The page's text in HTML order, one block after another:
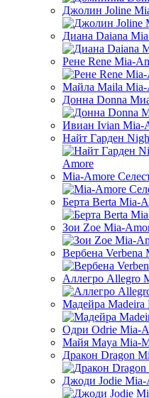
Джолин Joline
Диана Daiana
Рене Rene Mia-
Майла Maila Mia-
Донна Donna
Ивиан Ivian Mia-
Найт Гарден
Mia-Amore
Берта Berta Mia-
Зои Zoe Mia-
Вербена
Аллегро Allegro
Мадейра Madeira
Одри Odrie Mia-
Майя Maya Mia-
Дракон Dragon
Джоди Jodie